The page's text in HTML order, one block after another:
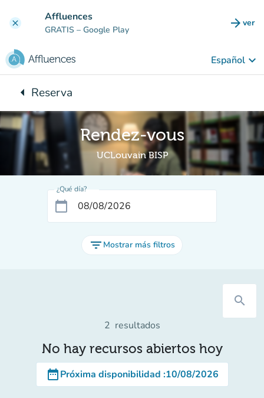
clear Affluences
GRATIS – Google Play arrow_forward ver
Español keyboard_arrow_down
arrow_leftVuelta:
Reserva
Rendez-vous
UCLouvain BISP
¿Qué día?
calendar_today
filter_list Mostrar más filtros
search
2 resultados
No hay recursos abiertos hoy
date_rangePróxima disponibilidad :10/08/2026